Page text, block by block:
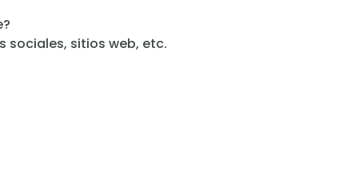
sociales, sitios web, etc.